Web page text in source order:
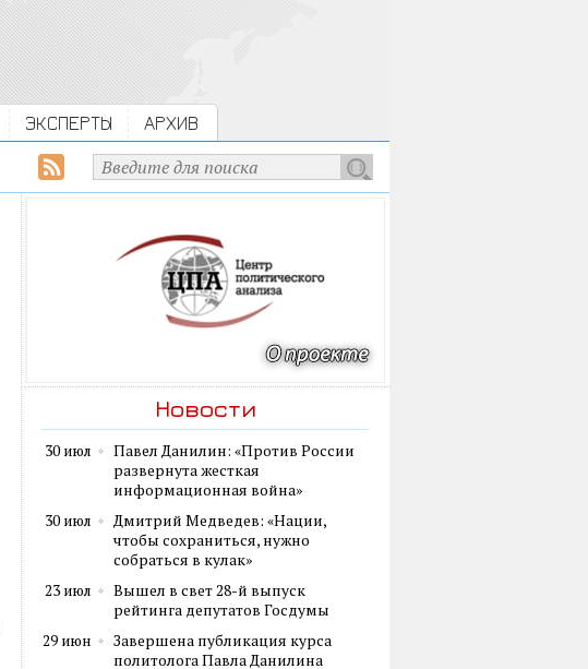
ЭКСПЕРТЫ АРХИВ
Новости
30 июл
Павел Данилин: «Против России
развернута жесткая
информационная война»
30 июл
Дмитрий Медведев: «Нации,
чтобы сохраниться, нужно
собраться в кулак»
23 июл
Вышел в свет 28-й выпуск
рейтинга депутатов Госдумы
29 июн
Завершена публикация курса
политолога Павла Данилина